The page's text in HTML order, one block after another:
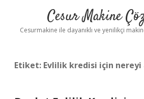
Yasal Uyarı
Cesur Makine
Cesurmakine ile dayanıklı ve yenilikçi
Etiket: Evlilik kredisi için nereyi